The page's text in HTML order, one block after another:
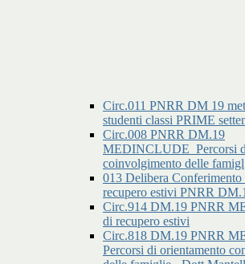
Circ.011 PNRR DM 19
studenti classi PRIME
Circ.008 PNRR DM.19
MEDINCLUDE_Percorsi
coinvolgimento delle famigl
013 Delibera
recupero estivi PNRR
Circ.914 DM.19 PNRR
di recupero estivi
Circ.818 DM.19 PNRR
Percorsi di orientamento